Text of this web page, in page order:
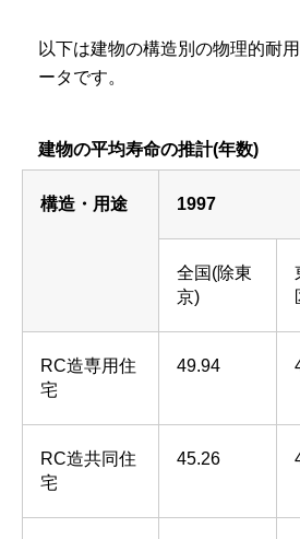
以下は建物の構造別の物理的耐
ータです。
建物の平均寿命の推計(年数)
構造・用途 1997
全国(除東
京)
RC造専用住
宅
49.94
RC造共同住
宅
45.26